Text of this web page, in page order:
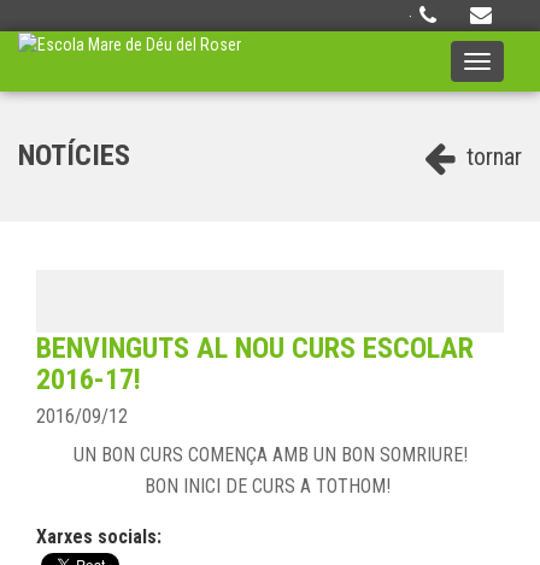
·
Toggle
tornar
NOTÍCIES
BENVINGUTS AL NOU CURS ESCOLAR
2016-17!
2016/09/12
UN BON CURS COMENÇA AMB UN BON SOMRIURE!
BON INICI DE CURS A TOTHOM!
Xarxes socials: